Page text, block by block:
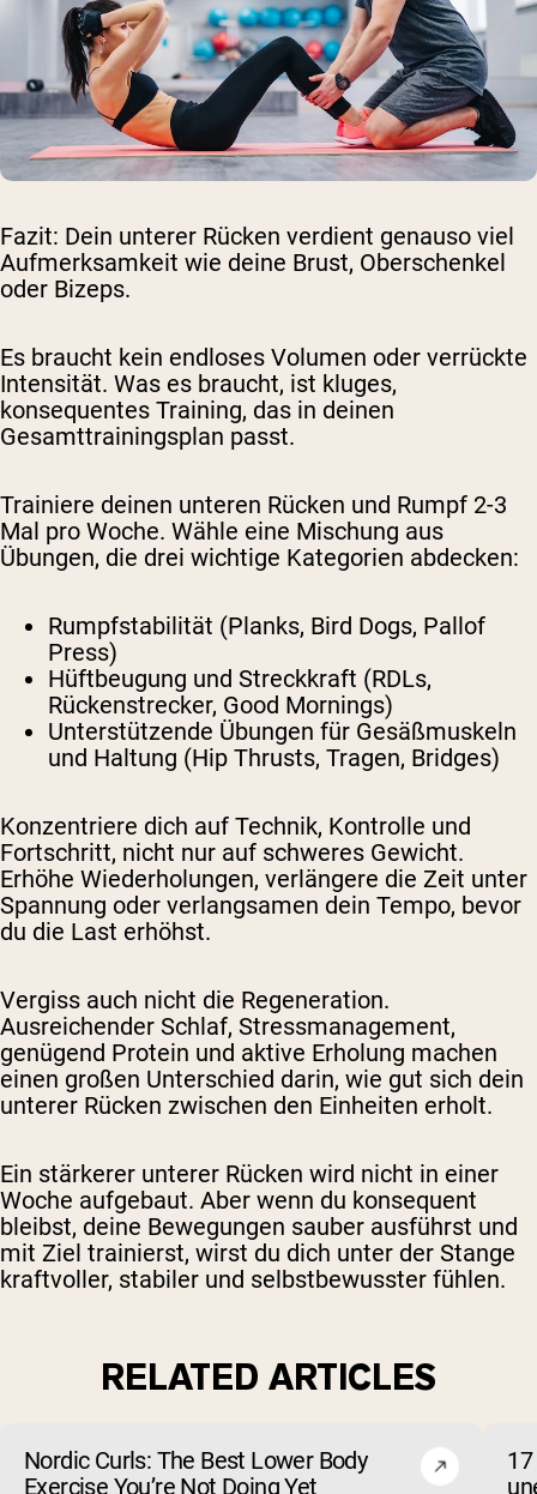
Fazit: Dein unterer Rücken verdient genauso viel
Aufmerksamkeit wie deine Brust, Oberschenkel
oder Bizeps.
Es braucht kein endloses Volumen oder verrückte
Intensität. Was es braucht, ist kluges,
konsequentes Training, das in deinen
Gesamttrainingsplan passt.
Trainiere deinen unteren Rücken und Rumpf 2-3
Mal pro Woche. Wähle eine Mischung aus
Übungen, die drei wichtige Kategorien abdecken:
Rumpfstabilität (Planks, Bird Dogs, Pallof
Press)
Hüftbeugung und Streckkraft (RDLs,
Rückenstrecker, Good Mornings)
Unterstützende Übungen für Gesäßmuskeln
und Haltung (Hip Thrusts, Tragen, Bridges)
Konzentriere dich auf Technik, Kontrolle und
Fortschritt, nicht nur auf schweres Gewicht.
Erhöhe Wiederholungen, verlängere die Zeit unter
Spannung oder verlangsamen dein Tempo, bevor
du die Last erhöhst.
Vergiss auch nicht die Regeneration.
Ausreichender Schlaf, Stressmanagement,
genügend Protein und aktive Erholung machen
einen großen Unterschied darin, wie gut sich dein
unterer Rücken zwischen den Einheiten erholt.
Ein stärkerer unterer Rücken wird nicht in einer
Woche aufgebaut. Aber wenn du konsequent
bleibst, deine Bewegungen sauber ausführst und
mit Ziel trainierst, wirst du dich unter der Stange
kraftvoller, stabiler und selbstbewusster fühlen.
RELATED ARTICLES
Nordic Curls: The Best Lower Body
Exercise You’re Not Doing Yet